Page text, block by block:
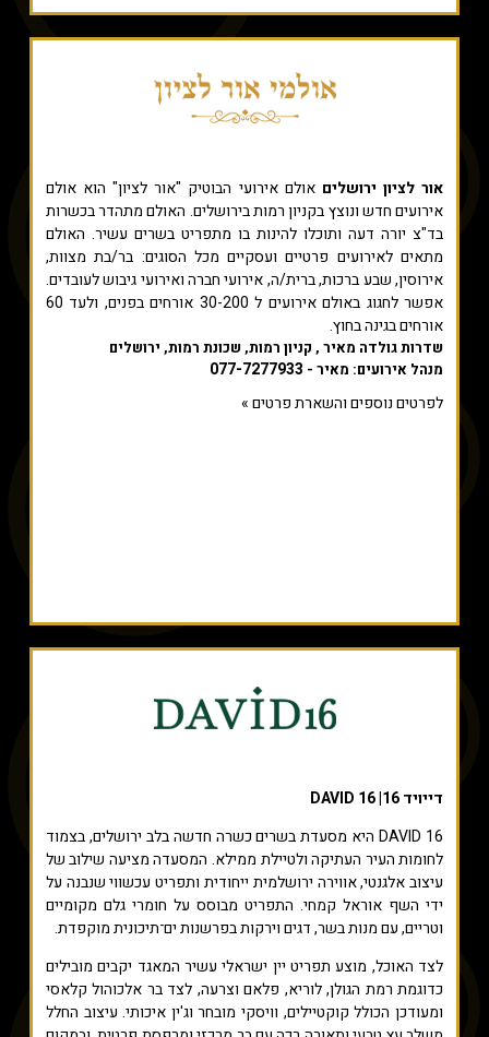
אור לציון ירושלים אולם אירועי הבוטיק "אור לציון" הוא אולם
אירועים חדש ונוצץ בקניון רמות בירושלים. האולם מתהדר בכשרות
בד"צ יורה דעה ותוכלו להינות בו מתפריט בשרים עשיר. האולם
מתאים לאירועים פרטיים ועסקיים מכל הסוגים: בר/בת מצוות,
אירוסין, שבע ברכות, ברית/ה, אירועי חברה ואירועי גיבוש לעובדים.
אפשר לחגוג באולם אירועים ל 30-200 אורחים בפנים, ולעד 60
אורחים בגינה בחוץ.
שדרות גולדה מאיר , קניון רמות, שכונת רמות, ירושלים
מנהל אירועים: מאיר - 077-7277933
לפרטים נוספים והשארת פרטים »
דייויד 16| DAVID 16
DAVID 16 היא מסעדת בשרים כשרה חדשה בלב ירושלים, בצמוד
לחומות העיר העתיקה ולטיילת ממילא. המסעדה מציעה שילוב של
עיצוב אלגנטי, אווירה ירושלמית ייחודית ותפריט עכשווי שנבנה על
ידי השף אוראל קמחי. התפריט מבוסס על חומרי גלם מקומיים
וטריים, עם מנות בשר, דגים וירקות בפרשנות ים־תיכונית מוקפדת.
לצד האוכל, מוצע תפריט יין ישראלי עשיר המאגד יקבים מובילים
כדוגמת רמת הגולן, לוריא, פלאם וצרעה, לצד בר אלכוהול קלאסי
ומעודכן הכולל קוקטיילים, וויסקי מובחר וג'ין איכותי. עיצוב החלל